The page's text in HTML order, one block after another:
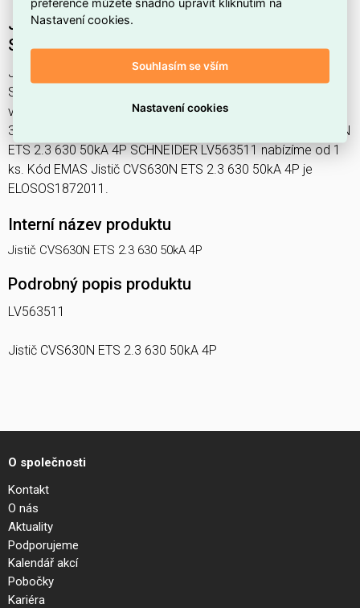
Jistič CVS630N ETS 2.3 630 50kA 4P
SCHNEIDER LV563511
Jistič CVS630N ETS 2.3 630 50kA 4P najdete v kategoriích
Spínací a jistící přístroje, Jističe, Výkonový jistič, Rozvodnice,
výkonové spínací a jistící prvky, výrobce Schneider, EAN
3606480258930, kód dodavatele LV563511. Jistič CVS630N
ETS 2.3 630 50kA 4P SCHNEIDER LV563511 nabízíme od 1
ks. Kód EMAS Jistič CVS630N ETS 2.3 630 50kA 4P je
ELOSOS1872011.
Interní název produktu
Jistič CVS630N ETS 2.3 630 50kA 4P
Podrobný popis produktu
LV563511
Jistič CVS630N ETS 2.3 630 50kA 4P
O společnosti
Kontakt
O nás
Aktuality
Podporujeme
Kalendář akcí
Pobočky
Kariéra
Nastavení cookies.
Souhlasím se vším
Nastavení cookies